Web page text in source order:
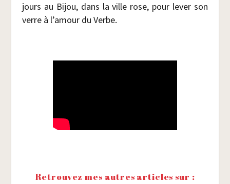
jours au Bijou, dans la ville rose, pour lever son
verre à l’amour du Verbe.
Retrouvez mes autres articles sur :